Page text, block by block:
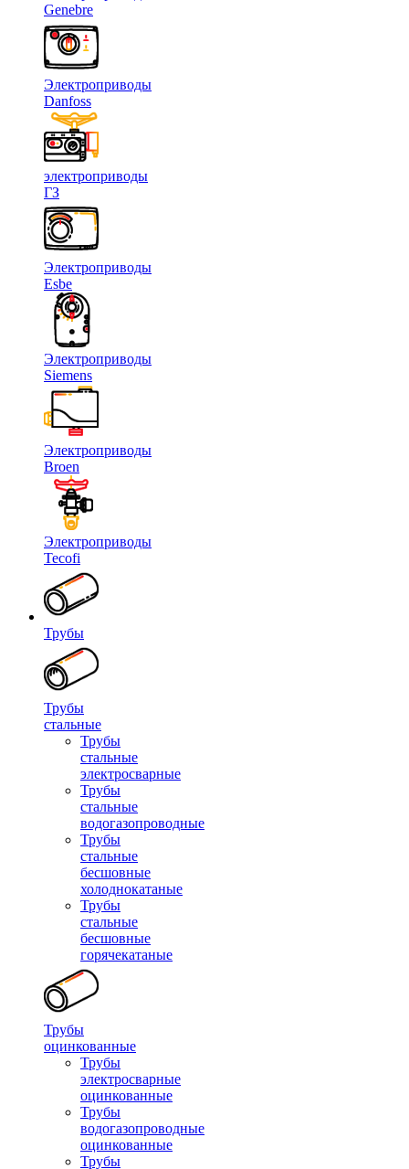
Genebre
Электроприводы
Danfoss
электроприводы
ГЗ
Электроприводы
Esbe
Электроприводы
Siemens
Электроприводы
Broen
Электроприводы
Tecofi
Трубы
Трубы
стальные
Трубы
стальные
электросварные
Трубы
стальные
водогазопроводные
Трубы
стальные
бесшовные
холоднокатаные
Трубы
стальные
бесшовные
горячекатаные
Трубы
оцинкованные
Трубы
электросварные
оцинкованные
Трубы
водогазопроводные
оцинкованные
Трубы